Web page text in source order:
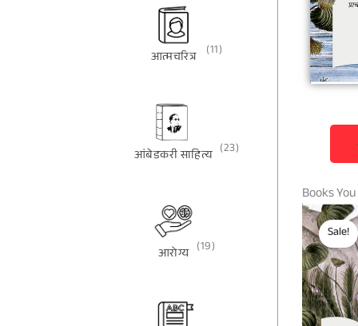
आत्मचरित्र (11)
आंबेडकरी साहित्य (23)
आरोग्य (19)
Books
Sale!